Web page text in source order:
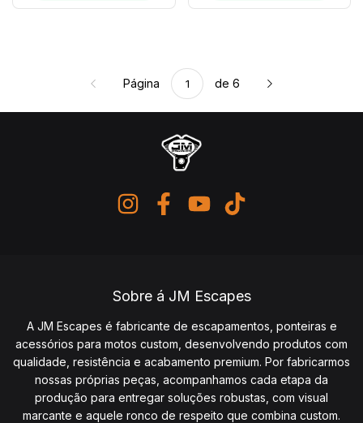
Página de 6
Sobre á JM Escapes
A JM Escapes é fabricante de escapamentos, ponteiras e
acessórios para motos custom, desenvolvendo produtos com
qualidade, resistência e acabamento premium. Por fabricarmos
nossas próprias peças, acompanhamos cada etapa da
produção para entregar soluções robustas, com visual
marcante e aquele ronco de respeito que combina custom.